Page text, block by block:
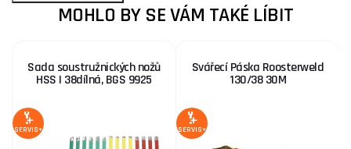
MOHLO BY SE VÁM TAKÉ LÍBIT
Sada soustružnických nožů
HSS | 38dílná, BGS 9925
SERVIS+
Svářecí Páska Roosterweld
130/38 30M
SERVIS+